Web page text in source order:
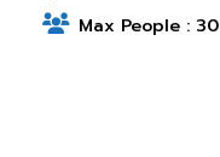
Max People : 30